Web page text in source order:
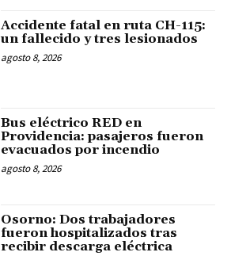
Accidente fatal en ruta CH-115:
un fallecido y tres lesionados
agosto 8, 2026
Bus eléctrico RED en
Providencia: pasajeros fueron
evacuados por incendio
agosto 8, 2026
Osorno: Dos trabajadores
fueron hospitalizados tras
recibir descarga eléctrica